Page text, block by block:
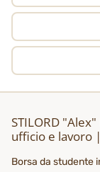
STILORD
ufficio e lavoro
Borsa da studente